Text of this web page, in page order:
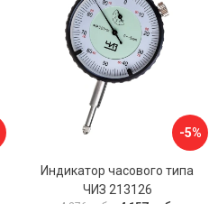
-5%
Индикатор часового типа
ЧИЗ 213126